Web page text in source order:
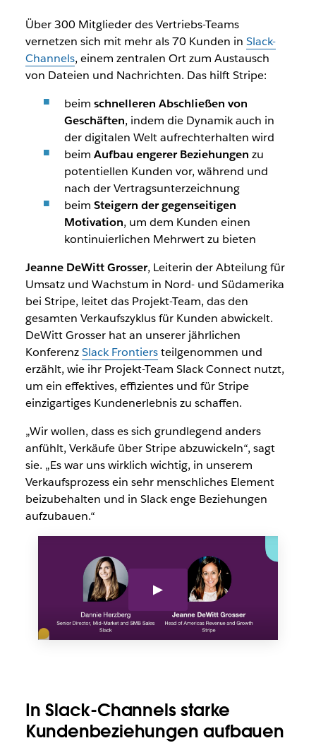
Über 300 Mitglieder des Vertriebs-Teams
vernetzen sich mit mehr als 70 Kunden in Slack-
Channels, einem zentralen Ort zum Austausch
von Dateien und Nachrichten. Das hilft Stripe:
beim schnelleren Abschließen von
Geschäften, indem die Dynamik auch in
der digitalen Welt aufrechterhalten wird
beim Aufbau engerer Beziehungen zu
potentiellen Kunden vor, während und
nach der Vertragsunterzeichnung
beim Steigern der gegenseitigen
Motivation, um dem Kunden einen
kontinuierlichen Mehrwert zu bieten
Jeanne DeWitt Grosser, Leiterin der Abteilung für
Umsatz und Wachstum in Nord- und Südamerika
bei Stripe, leitet das Projekt-Team, das den
gesamten Verkaufszyklus für Kunden abwickelt.
DeWitt Grosser hat an unserer jährlichen
KonferenzSlack Frontiersteilgenommen und
erzählt, wie ihr Projekt-Team Slack Connect nutzt,
um ein effektives, effizientes und für Stripe
einzigartiges Kundenerlebnis zu schaffen.
„Wir wollen, dass es sich grundlegend anders
anfühlt, Verkäufe über Stripe abzuwickeln“, sagt
sie. „Es war uns wirklich wichtig, in unserem
Verkaufsprozess ein sehr menschliches Element
beizubehalten und in Slack enge Beziehungen
aufzubauen.“
In Slack-Channels starke
Kundenbeziehungen aufbauen